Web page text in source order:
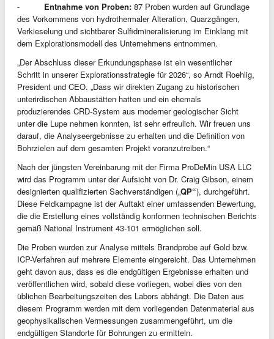
- Entnahme von Proben: 87 Proben wurden auf Grundlage
des Vorkommens von hydrothermaler Alteration, Quarzgängen,
Verkieselung und sichtbarer Sulfidmineralisierung im Einklang mit
dem Explorationsmodell des Unternehmens entnommen.
„Der Abschluss dieser Erkundungsphase ist ein wesentlicher
Schritt in unserer Explorationsstrategie für 2026“, so Arndt Roehlig,
President und CEO. „Dass wir direkten Zugang zu historischen
unterirdischen Abbaustätten hatten und ein ehemals
produzierendes CRD-System aus moderner geologischer Sicht
unter die Lupe nehmen konnten, ist sehr erfreulich. Wir freuen uns
darauf, die Analyseergebnisse zu erhalten und die Definition von
Bohrzielen auf dem gesamten Projekt voranzutreiben.“
Nach der jüngsten Vereinbarung mit der Firma ProDeMin USA LLC
wird das Programm unter der Aufsicht von Dr. Craig Gibson, einem
designierten qualifizierten Sachverständigen („QP“), durchgeführt.
Diese Feldkampagne ist der Auftakt einer umfassenden Bewertung,
die die Erstellung eines vollständig konformen technischen Berichts
gemäß National Instrument 43-101 ermöglichen soll.
Die Proben wurden zur Analyse mittels Brandprobe auf Gold bzw.
ICP-Verfahren auf mehrere Elemente eingereicht. Das Unternehmen
geht davon aus, dass es die endgültigen Ergebnisse erhalten und
veröffentlichen wird, sobald diese vorliegen, wobei dies von den
üblichen Bearbeitungszeiten des Labors abhängt. Die Daten aus
diesem Programm werden mit dem vorliegenden Datenmaterial aus
geophysikalischen Vermessungen zusammengeführt, um die
endgültigen Standorte für Bohrungen zu ermitteln.